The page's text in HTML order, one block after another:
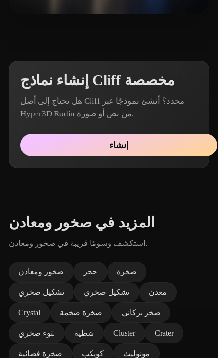
إنشاء نماذج Cliff مخصصة
هل تحتاج إلى أصل Cliff محدد؟ أنشئ نموذجًا عبر
Hyper3D Rodin من نص أو صورة.
إنشاء
المزيد في صخور ومعادن
استكشف وسومًا قريبة في صخور ومعادن.
صخور ومعادن حجر صخرة
تشكيل صخري تشكيل صخري معدن
Crystal صخرة ضخمة صخر بركاني
نتوء صخري شظية Cluster Crater
صخرة فضائية كويكب مونوليث